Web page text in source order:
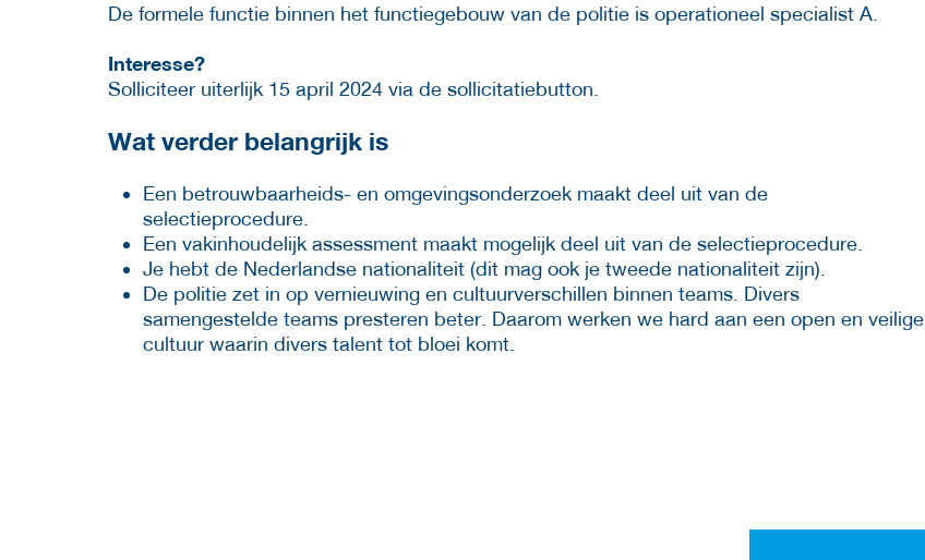
De formele functie binnen het functiegebouw van de politie is operationeel specialist A.
Interesse?
Solliciteer uiterlijk 15 april 2024 via de sollicitatiebutton.
Wat verder belangrijk is
Een betrouwbaarheids- en omgevingsonderzoek maakt deel uit van de
selectieprocedure.
Een vakinhoudelijk assessment maakt mogelijk deel uit van de selectieprocedure.
Je hebt de Nederlandse nationaliteit (dit mag ook je tweede nationaliteit zijn).
De politie zet in op vernieuwing en cultuurverschillen binnen teams. Divers
samengestelde teams presteren beter. Daarom werken we hard aan een open en veilige
cultuur waarin divers talent tot bloei komt.